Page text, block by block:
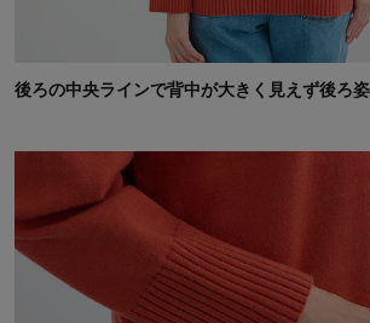
後ろの中央ラインで背中が大きく見えず後ろ